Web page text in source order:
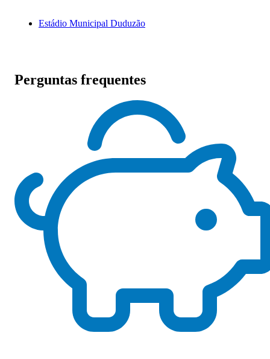
Estádio Municipal Duduzão
Perguntas frequentes